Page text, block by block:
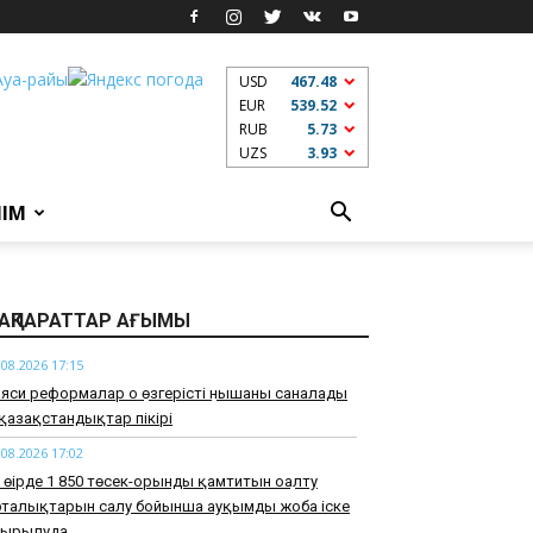
USD
467.48
EUR
539.52
RUB
5.73
UZS
3.93
АҒЫМЫ
17:15
реформалар оң өзгерістің нышаны саналады
пікірі
17:02
өңірде 1 850 төсек-орынды қамтитын оңалту
салу бойынша ауқымды жоба іске